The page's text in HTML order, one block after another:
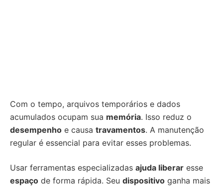
Com o tempo, arquivos temporários e dados
acumulados ocupam sua memória. Isso reduz o
desempenho e causa travamentos. A manutenção
regular é essencial para evitar esses problemas.
Usar ferramentas especializadas ajuda liberar esse
espaço de forma rápida. Seu dispositivo ganha mais